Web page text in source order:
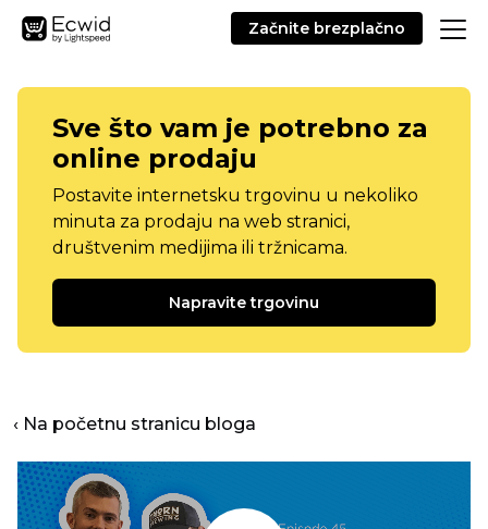
Začnite brezplačno
Sve što vam je potrebno za
online prodaju
Postavite internetsku trgovinu u nekoliko
minuta za prodaju na web stranici,
društvenim medijima ili tržnicama.
Napravite trgovinu
‹ Na početnu stranicu bloga